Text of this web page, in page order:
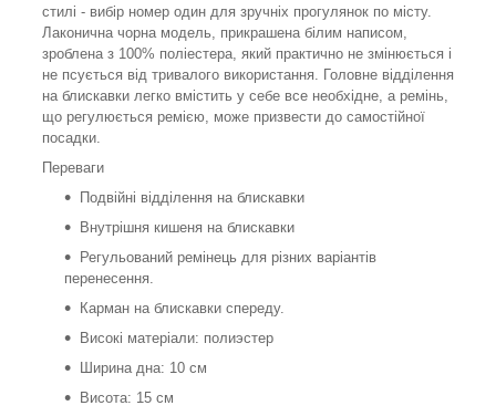
стилі - вибір номер один для зручніх прогулянок по місту.
Лаконична чорна модель, прикрашена білим написом,
зроблена з 100% поліестера, який практично не змінюється і
не псується від тривалого використання. Головне відділення
на блискавки легко вмістить у себе все необхідне, а ремінь,
що регулюється ремією, може призвести до самостійної
посадки.
Переваги
Подвійні відділення на блискавки
Внутрішня кишеня на блискавки
Регульований ремінець для різних варіантів
перенесення.
Карман на блискавки спереду.
Високі матеріали: полиэстер
Ширина дна: 10 см
Висота: 15 см